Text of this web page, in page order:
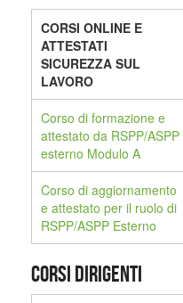
CORSI ONLINE E
ATTESTATI
SICUREZZA SUL
LAVORO
Corso di formazione e
attestato da RSPP/ASPP
esterno Modulo A
Corso di aggiornamento
e attestato per il ruolo di
RSPP/ASPP Esterno
CORSI DIRIGENTI